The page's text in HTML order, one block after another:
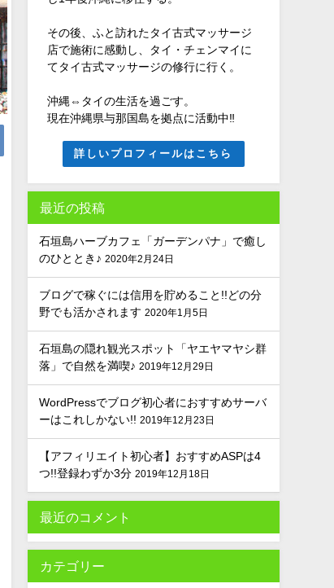
その後、ふと訪れたタイ古式マッサージ
店で施術に感動し、タイ・チェンマイに
てタイ古式マッサージの修行に行く。
沖縄⇔タイの生活を過ごす。
現在沖縄県与那国島を拠点に活動中‼
詳しいプロフィールはこちら
最近の投稿
石垣島ハーブカフェ「ガーデンパナ」で癒し
のひととき♪ 2020年2月24日
ブログで稼ぐには信用を貯めること!!どの分
野でも活かされます 2020年1月5日
石垣島の隠れ観光スポット「ヤエヤマヤシ群
落」で自然を満喫♪ 2019年12月29日
WordPressでブログ初心者におすすめサーバ
ーはこれしかない!! 2019年12月23日
【アフィリエイト初心者】おすすめASPは4
つ!!登録わずか3分 2019年12月18日
最近のコメント
カテゴリー